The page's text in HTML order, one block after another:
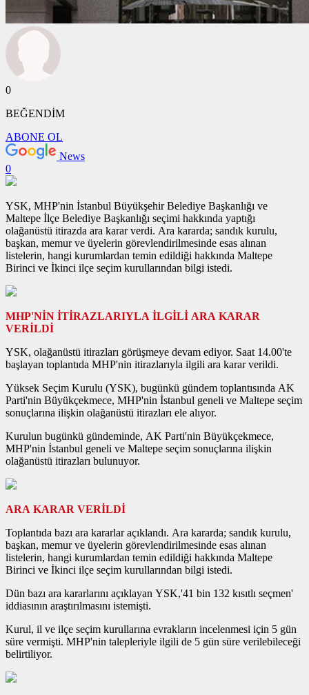
0
BEĞENDİM
ABONE OL
News
0
YSK, MHP'nin İstanbul Büyükşehir Belediye Başkanlığı ve
Maltepe İlçe Belediye Başkanlığı seçimi hakkında yaptığı
olağanüstü itirazda ara karar verdi. Ara kararda; sandık kurulu,
başkan, memur ve üyelerin görevlendirilmesinde esas alınan
listelerin, hangi kurumlardan temin edildiği hakkında Maltepe
Birinci ve İkinci ilçe seçim kurullarından bilgi istedi.
MHP'NİN İTİRAZLARIYLA İLGİLİ ARA KARAR
VERİLDİ
YSK, olağanüstü itirazları görüşmeye devam ediyor. Saat 14.00'te
başlayan toplantıda MHP'nin itirazlarıyla ilgili ara karar verildi.
Yüksek Seçim Kurulu (YSK), bugünkü gündem toplantısında AK
Parti'nin Büyükçekmece, MHP'nin İstanbul geneli ve Maltepe seçim
sonuçlarına ilişkin olağanüstü itirazları ele alıyor.
Kurulun bugünkü gündeminde, AK Parti'nin Büyükçekmece,
MHP'nin İstanbul geneli ve Maltepe seçim sonuçlarına ilişkin
olağanüstü itirazları bulunuyor.
ARA KARAR VERİLDİ
Toplantıda bazı ara kararlar açıklandı. Ara kararda; sandık kurulu,
başkan, memur ve üyelerin görevlendirilmesinde esas alınan
listelerin, hangi kurumlardan temin edildiği hakkında Maltepe
Birinci ve İkinci ilçe seçim kurullarından bilgi istedi.
Dün bazı ara kararlarını açıklayan YSK,'41 bin 132 kısıtlı seçmen'
iddiasının araştırılmasını istemişti.
Kurul, il ve ilçe seçim kurullarına evrakların incelenmesi için 5 gün
süre vermişti. MHP'nin talepleriyle ilgili de 5 gün süre verilebileceği
belirtiliyor.